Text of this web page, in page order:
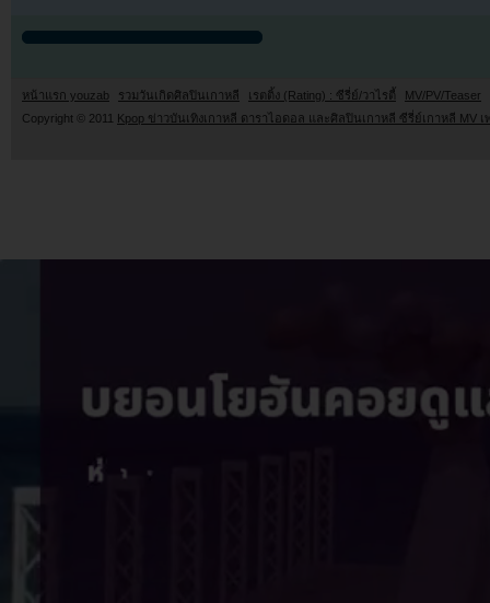
หน้าแรก youzab รวมวันเกิดศิลปินเกาหลี เรตติ้ง (Rating) : ซีรี่ย์/วาไรตี้
MV/PV/Teaser
Copyright © 2011 Kpop ข่าวบันเทิงเกาหลี ดาราไอดอล และศิลปินเกาหลี ซีรี่ย์เกาหลี MV